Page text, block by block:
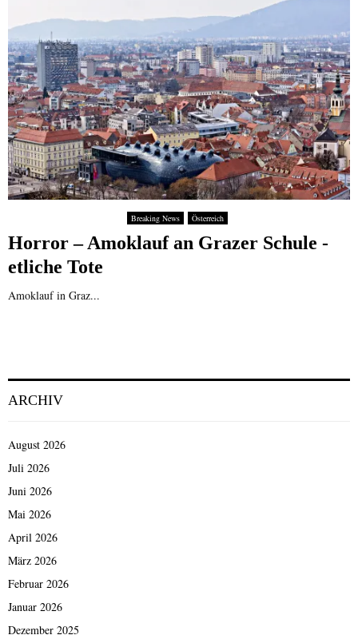
Breaking News Österreich
Horror – Amoklauf an Grazer Schule -
etliche Tote
Amoklauf in Graz...
ARCHIV
August 2026
Juli 2026
Juni 2026
Mai 2026
April 2026
März 2026
Februar 2026
Januar 2026
Dezember 2025